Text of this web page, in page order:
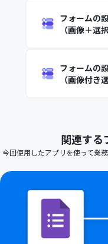
フォームの
（画像＋選
フォームの
（画像付き
関連する
今回使用したアプリを使って業